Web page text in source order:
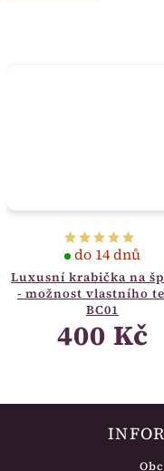
Luxusní krabička na
- možnost vlastního
BC01
do 14 dnů
400 Kč